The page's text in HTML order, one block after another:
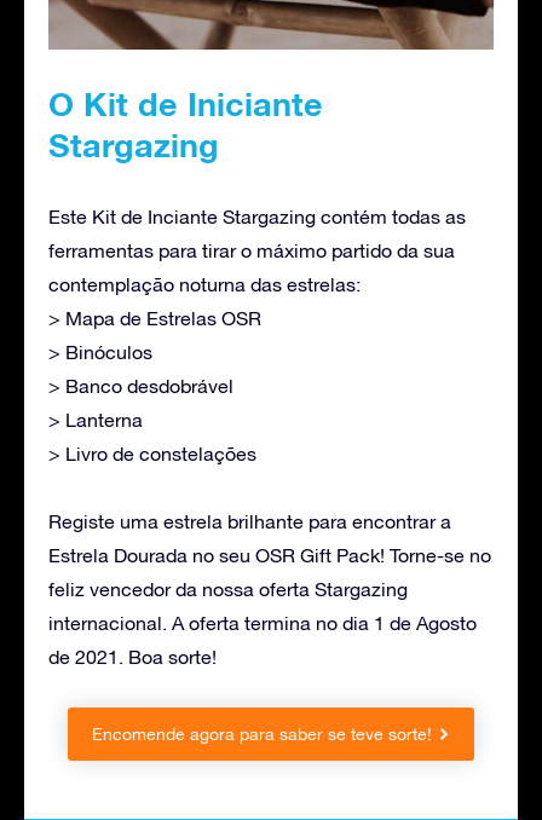
O Kit de Iniciante
Stargazing
Este Kit de Inciante Stargazing contém todas as
ferramentas para tirar o máximo partido da sua
contemplação noturna das estrelas:
> Mapa de Estrelas OSR
> Binóculos
> Banco desdobrável
> Lanterna
> Livro de constelações
Registe uma estrela brilhante para encontrar a
Estrela Dourada no seu OSR Gift Pack! Torne-se no
feliz vencedor da nossa oferta Stargazing
internacional. A oferta termina no dia 1 de Agosto
de 2021. Boa sorte!
Encomende agora para saber se teve sorte!